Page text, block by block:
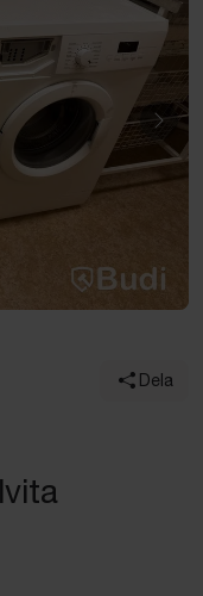
Dela